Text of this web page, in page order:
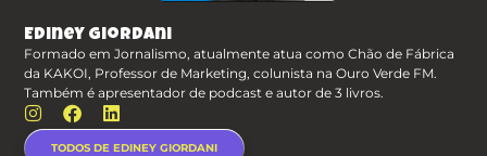
Ediney Giordani
Formado em Jornalismo, atualmente atua como Chão de Fábrica
da KAKOI, Professor de Marketing, colunista na Ouro Verde FM.
Também é apresentador de podcast e autor de 3 livros.
TODOS DE EDINEY GIORDANI